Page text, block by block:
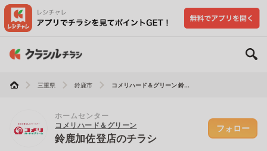
三重県 鈴鹿市 コメリハード＆グリーン 鈴...
ホームセンター
コメリハード＆グリーン
鈴鹿加佐登店のチラシ
フォロー